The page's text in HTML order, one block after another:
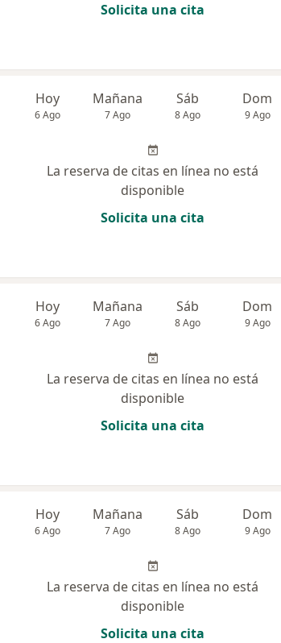
Solicita una cita
Hoy
6 Ago
Mañana
7 Ago
Sáb
8 Ago
Dom
9 Ago
La reserva de citas en línea no está
disponible
Solicita una cita
Hoy
6 Ago
Mañana
7 Ago
Sáb
8 Ago
Dom
9 Ago
La reserva de citas en línea no está
disponible
Solicita una cita
Hoy
6 Ago
Mañana
7 Ago
Sáb
8 Ago
Dom
9 Ago
La reserva de citas en línea no está
disponible
Solicita una cita